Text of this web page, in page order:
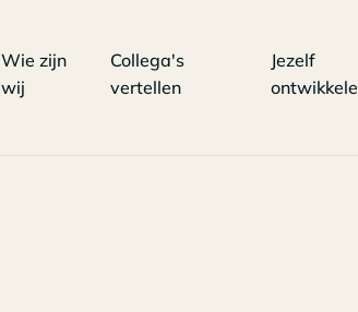
Jezelf
Collega's
vertellen
Wie zijn
wij